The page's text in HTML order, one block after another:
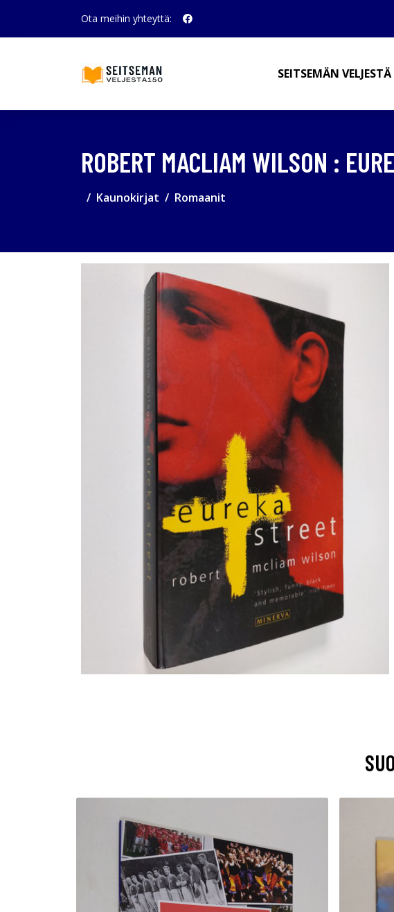
Ota meihin yhteyttä:
SEITSEMÄN VELJESTÄ
ROBERT MACLIAM WILSON :
Kaunokirjat Romaanit